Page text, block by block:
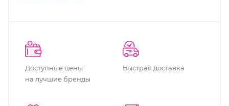
Доступные цены
на лучшие бренды
Быстрая доставка